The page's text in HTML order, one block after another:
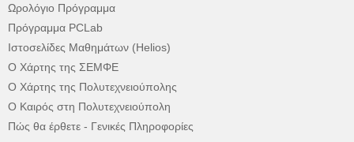
Ωρολόγιο Πρόγραμμα
Πρόγραμμα PCLab
Ιστοσελίδες Μαθημάτων (Helios)
Ο Χάρτης της ΣΕΜΦΕ
Ο Χάρτης της Πολυτεχνειούπολης
Ο Καιρός στη Πολυτεχνειούπολη
Πώς θα έρθετε - Γενικές Πληροφορίες